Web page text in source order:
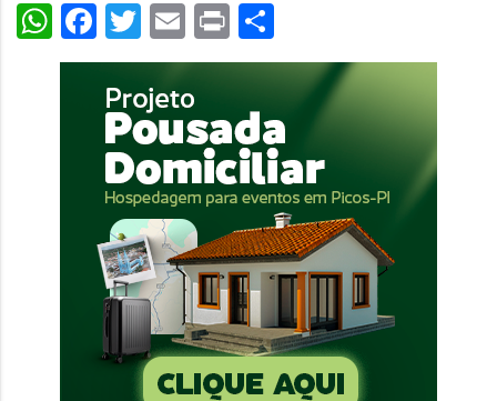
WhatsApp
Facebook
Twitter
Email
PrintShare